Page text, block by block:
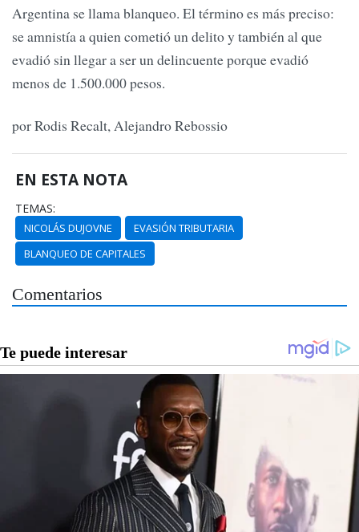
Argentina se llama blanqueo. El término es más preciso:
se amnistía a quien cometió un delito y también al que
evadió sin llegar a ser un delincuente porque evadió
menos de 1.500.000 pesos.
por Rodis Recalt, Alejandro Rebossio
EN ESTA NOTA
TEMAS:
NICOLÁS DUJOVNE
EVASIÓN TRIBUTARIA
BLANQUEO DE CAPITALES
Comentarios